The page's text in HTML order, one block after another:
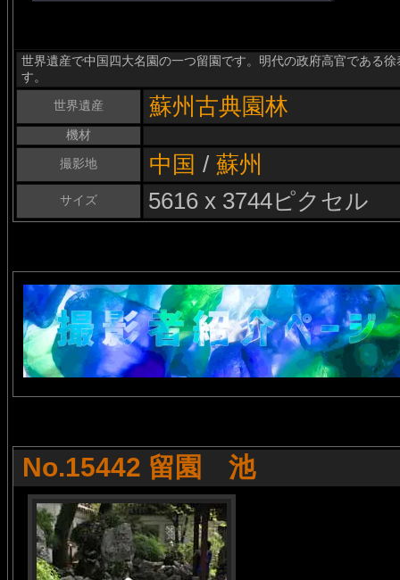
世界遺産で中国四大名園の一つ留園です。明代の政府高官である
す。
世界遺産
蘇州古典園林
機材
撮影地
中国 / 蘇州
サイズ 5616 x 3744ピクセル
No.15442 留園 池